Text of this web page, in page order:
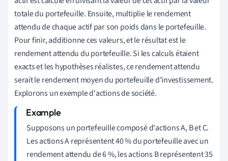
totale du portefeuille. Ensuite, multiplie le rendement
attendu de chaque actif par son poids dans le portefeuille.
Pour finir, additionne ces valeurs, et le résultat est le
rendement attendu du portefeuille. Si les calculs étaient
exacts et les hypothèses réalistes, ce rendement attendu
serait le rendement moyen du portefeuille d'investissement.
Explorons un exemple d'actions de société.
Supposons un portefeuille composé d'actions A, B et C.
Les actions A représentent 40 % du portefeuille avec un
rendement attendu de 6 %, les actions B représentent 35